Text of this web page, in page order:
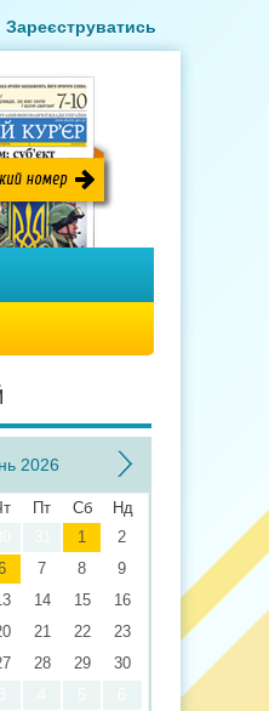
Зареєструватись
2026
Пт Сб
Нд
1
2
7 8
9
14 15
16
21 22
23
28 29
30